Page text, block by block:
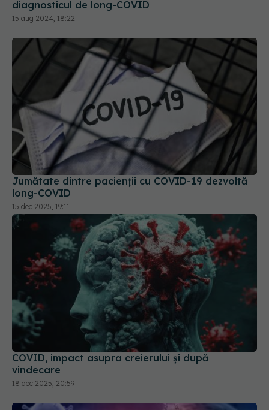
Jumătate dintre pacienții cu COVID-19 dezvoltă
long-COVID
15 dec 2025, 19:11
COVID, impact asupra creierului și după
vindecare
18 dec 2025, 20:59